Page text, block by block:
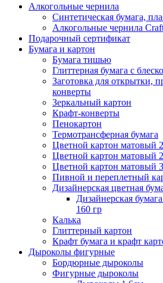
Алкогольные чернила
Синтетическая бумага,
Алкогольные чернила
Подарочный сертификат
Бумага и картон
Бумага тишью
Глиттерная бумага с
Заготовка для открытки,
конверты
Зеркальный картон
Крафт-конверты
Пенокартон
Термотрансферная бумага
Цветной картон матовый
Цветной картон матовый
Цветной картон матовый
Пивной и переплетный
Дизайнерская цветная
Дизайнерская
160 гр
Калька
Глиттерный картон
Крафт бумага и крафт
Дыроколы фигурные
Бордюрные дыроколы
Фигурные дыроколы